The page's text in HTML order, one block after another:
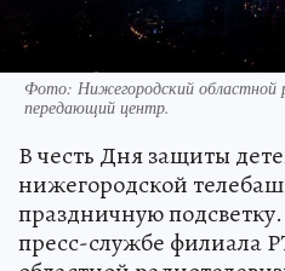
Фото: Нижегородский областной
передающий центр.
В честь Дня защиты
нижегородской
праздничную
пресс-службе филиала